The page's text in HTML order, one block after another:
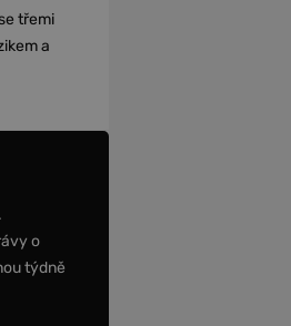
třemi
a
o
týdně